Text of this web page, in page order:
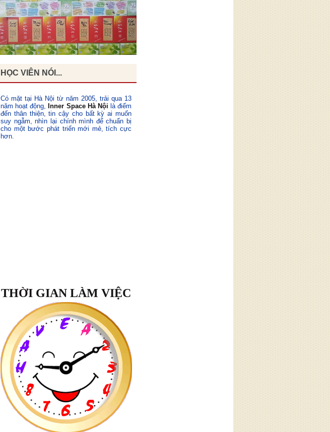
HỌC VIÊN NÓI...
Có mặt tại Hà Nội từ năm 2005, trải qua 13
năm hoạt động, Inner Space Hà Nội là điểm
đến thân thiện, tin cậy cho bất kỳ ai muốn
suy ngẫm, nhìn lại chính mình để chuẩn bị
cho một bước phát triển mới mẻ, tích cực
hơn.
Lớp Học:
Quý Trọng Bản Thân
"Sau khoá học
Quý Trọng Bản Thân tôi
nhận biết được giá trị của bản thân. Hàng
ngày tôi tự cười tươi với mình và thường
xuyên tự nhắc nhở với chính mình về những
giá trị mình có. Đã bắt đầu biết kiềm chế giận
THỜI GIAN LÀM VIỆC